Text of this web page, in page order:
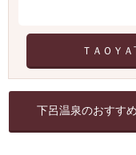
ＴＡＯＹ
下呂温泉のおすす